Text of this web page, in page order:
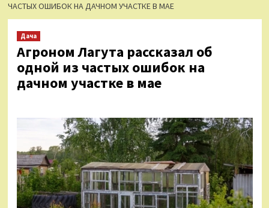
ЧАСТЫХ ОШИБОК НА ДАЧНОМ УЧАСТКЕ В МАЕ
Дача
Агроном Лагута рассказал об
одной из частых ошибок на
дачном участке в мае